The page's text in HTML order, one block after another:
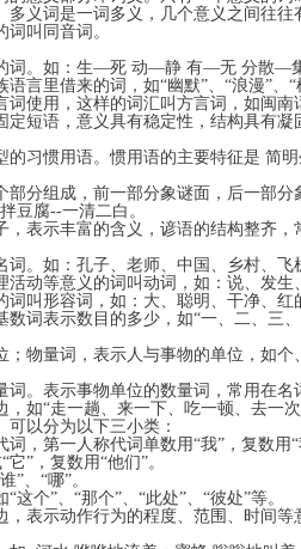
义词是一词多义，几个意义之间往往
叫同音词。
。如：生—死 动—静 有—无 分散—
里借来的词，如“幽默”、“浪漫”、“
用，这样的词汇叫方言词，如闽南
短语，意义具有稳定性，结构具有凝
。
习惯用语。惯用语的主要特征是 简明
分组成，前一部分象谜面，后一部分
豆腐--一清二白。
表示丰富的含义，谚语的结构整齐，
。
如：孔子、老师、中国、乡村、飞
等意义的词叫动词，如：说、发生
叫形容词，如：大、聪明、干净、红
表示数目的多少，如“一、二、三
物量词，表示人与事物的单位，如个
表示事物单位的数量词，常用在名
，如“走一趟、来一下、吃一顿、去
以分为以下三小类：
人称代词单数用“我”，复数用“我
”，复数用“他们”。
“哪”。
、“那个”、“此处”、“彼处”等。
表示动作行为的程度、范围、时间等